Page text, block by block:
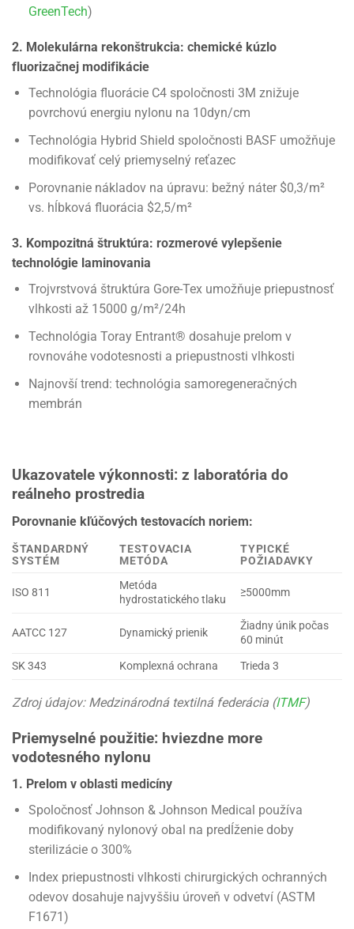
GreenTech)
2. Molekulárna rekonštrukcia: chemické kúzlo
fluorizačnej modifikácie
Technológia fluorácie C4 spoločnosti 3M znižuje
povrchovú energiu nylonu na 10dyn/cm
Technológia Hybrid Shield spoločnosti BASF umožňuje
modifikovať celý priemyselný reťazec
Porovnanie nákladov na úpravu: bežný náter $0,3/m²
vs. hĺbková fluorácia $2,5/m²
3. Kompozitná štruktúra: rozmerové vylepšenie
technológie laminovania
Trojvrstvová štruktúra Gore-Tex umožňuje priepustnosť
vlhkosti až 15000 g/m²/24h
Technológia Toray Entrant® dosahuje prelom v
rovnováhe vodotesnosti a priepustnosti vlhkosti
Najnovší trend: technológia samoregeneračných
membrán
Ukazovatele výkonnosti: z laboratória do
reálneho prostredia
Porovnanie kľúčových testovacích noriem:
ŠTANDARDNÝ
SYSTÉM
TESTOVACIA
METÓDA
TYPICKÉ
POŽIADAVKY
ISO 811
Metóda
hydrostatického tlaku
≥5000mm
AATCC 127 Dynamický prienik
Žiadny únik počas
60 minút
SK 343
Komplexná ochrana Trieda 3
Zdroj údajov: Medzinárodná textilná federácia (ITMF)
Priemyselné použitie: hviezdne more
vodotesného nylonu
1. Prelom v oblasti medicíny
Spoločnosť Johnson & Johnson Medical používa
modifikovaný nylonový obal na predĺženie doby
sterilizácie o 300%
Index priepustnosti vlhkosti chirurgických ochranných
odevov dosahuje najvyššiu úroveň v odvetví (ASTM
F1671)